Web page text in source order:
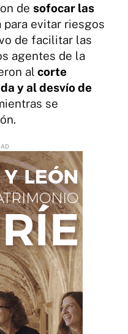
de sofocar las
para evitar riesgos
de facilitar las
agentes de la
al corte
y al desvío de
se